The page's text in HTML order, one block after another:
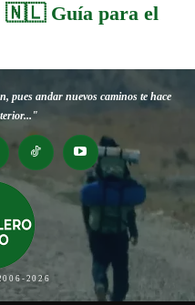
🇳🇱 Guía para el
pues andar nuevos caminos te hace
2026